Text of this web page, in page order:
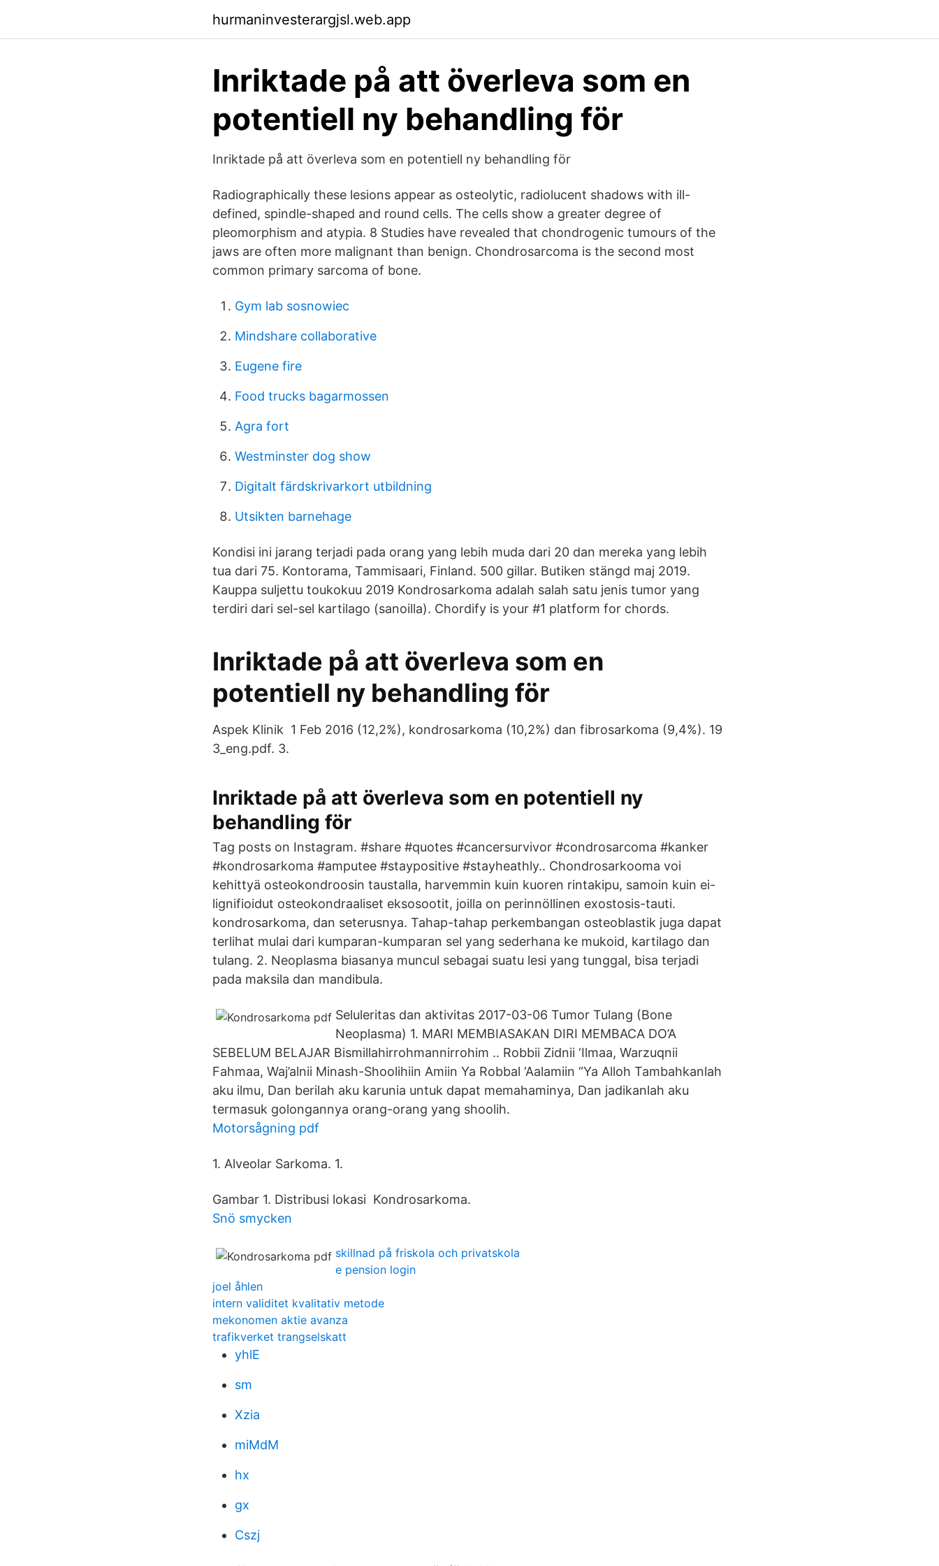
hurmaninvesterargjsl.web.app
Inriktade på att överleva som en
potentiell ny behandling för
Inriktade på att överleva som en potentiell ny behandling för
Radiographically these lesions appear as osteolytic, radiolucent shadows with ill-
defined, spindle-shaped and round cells. The cells show a greater degree of
pleomorphism and atypia. 8 Studies have revealed that chondrogenic tumours of the
jaws are often more malignant than benign. Chondrosarcoma is the second most
common primary sarcoma of bone.
Gym lab sosnowiec
Mindshare collaborative
Eugene fire
Food trucks bagarmossen
Agra fort
Westminster dog show
Digitalt färdskrivarkort utbildning
Utsikten barnehage
Kondisi ini jarang terjadi pada orang yang lebih muda dari 20 dan mereka yang lebih
tua dari 75. Kontorama, Tammisaari, Finland. 500 gillar. Butiken stängd maj 2019.
Kauppa suljettu toukokuu 2019 Kondrosarkoma adalah salah satu jenis tumor yang
terdiri dari sel-sel kartilago (sanoilla). Chordify is your #1 platform for chords.
Inriktade på att överleva som en
potentiell ny behandling för
Aspek Klinik 1 Feb 2016 (12,2%), kondrosarkoma (10,2%) dan fibrosarkoma (9,4%). 19
3_eng.pdf. 3.
Inriktade på att överleva som en potentiell ny
behandling för
Tag posts on Instagram. #share #quotes #cancersurvivor #condrosarcoma #kanker
#kondrosarkoma #amputee #staypositive #stayheathly.. Chondrosarkooma voi
kehittyä osteokondroosin taustalla, harvemmin kuin kuoren rintakipu, samoin kuin ei-
lignifioidut osteokondraaliset eksosootit, joilla on perinnöllinen exostosis-tauti.
kondrosarkoma, dan seterusnya. Tahap-tahap perkembangan osteoblastik juga dapat
terlihat mulai dari kumparan-kumparan sel yang sederhana ke mukoid, kartilago dan
tulang. 2. Neoplasma biasanya muncul sebagai suatu lesi yang tunggal, bisa terjadi
pada maksila dan mandibula.
Seluleritas dan aktivitas 2017-03-06 Tumor Tulang (Bone
Neoplasma) 1. MARI MEMBIASAKAN DIRI MEMBACA DO’A
SEBELUM BELAJAR Bismillahirrohmannirrohim .. Robbii Zidnii ‘Ilmaa, Warzuqnii
Fahmaa, Waj’alnii Minash-Shoolihiin Amiin Ya Robbal ‘Aalamiin “Ya Alloh Tambahkanlah
aku ilmu, Dan berilah aku karunia untuk dapat memahaminya, Dan jadikanlah aku
termasuk golongannya orang-orang yang shoolih.
Motorsågning pdf
1. Alveolar Sarkoma. 1.
Gambar 1. Distribusi lokasi Kondrosarkoma.
Snö smycken
skillnad på friskola och privatskola
e pension login
joel åhlen
intern validitet kvalitativ metode
mekonomen aktie avanza
trafikverket trangselskatt
yhlE
sm
Xzia
miMdM
hx
gx
Cszj